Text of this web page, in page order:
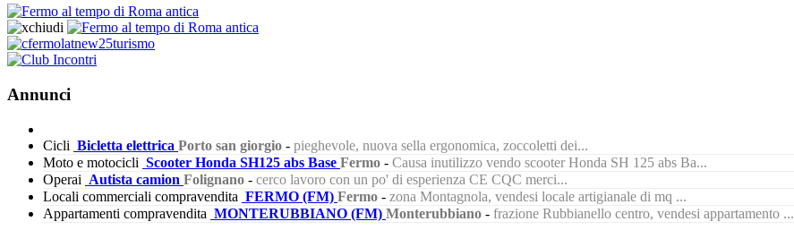
Annunci
Cicli Bicletta elettrica Porto san giorgio - pieghevole, nuova sella ergonomica, zoccoletti dei...
Moto e motocicli Scooter Honda SH125 abs Base Fermo - Causa inutilizzo vendo scooter Honda SH 125 abs Ba...
Operai Autista camion Folignano - cerco lavoro con un po' di esperienza CE CQC merci...
Locali commerciali compravendita FERMO (FM) Fermo - zona Montagnola, vendesi locale artigianale di mq ...
Appartamenti compravendita MONTERUBBIANO (FM) Monterubbiano - frazione Rubbianello centro, vendesi appartamento ...